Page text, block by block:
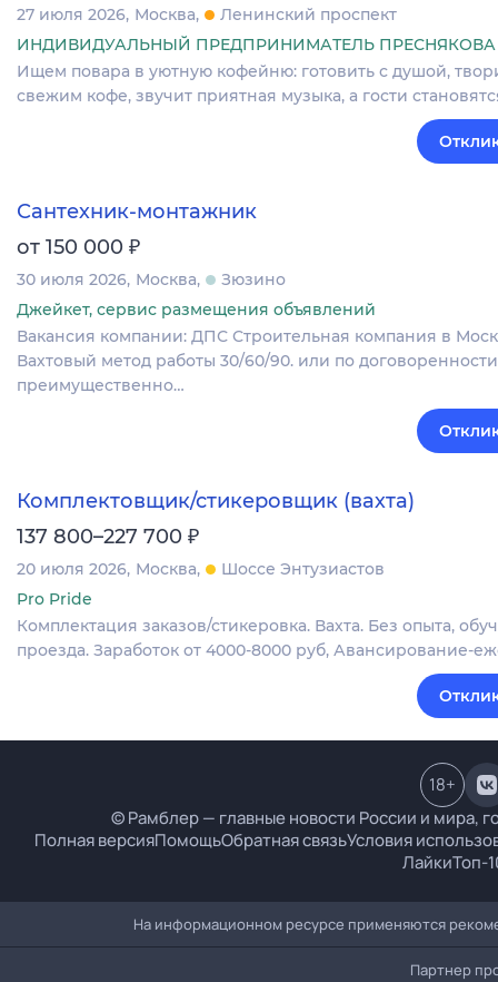
27 июля 2026 Москва
Ленинский проспект
ИНДИВИДУАЛЬНЫЙ ПРЕДПРИНИМАТЕЛЬ
Ищем повара в уютную кофейню: готовить с душой,
свежим кофе, звучит приятная музыка, а гости
Сантехник-монтажник
от 150 000 ₽
30 июля 2026 Москва
Зюзино
Джейкет, сервис размещения объявлений
Вакансия компании: ДПС Строительная компания в
Вахтовый метод работы 30/60/90. или по
преимущественно…
Комплектовщик/стикеровщик (вахта)
137 800–227 700 ₽
20 июля 2026 Москва
Шоссе Энтузиастов
Pro Pride
Комплектация заказов/стикеровка. Вахта. Без опыта,
проезда. Заработок от 4000-8000 руб, Авансирование-
© Рамблер — главные новости России и мира,
Полная версияПомощьОбратная связьУсловия
ЛайкиТоп-
18+
На информационном ресурсе применяются
Партнер